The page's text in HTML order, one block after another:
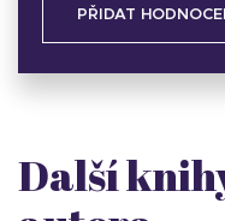
PŘIDAT
Další